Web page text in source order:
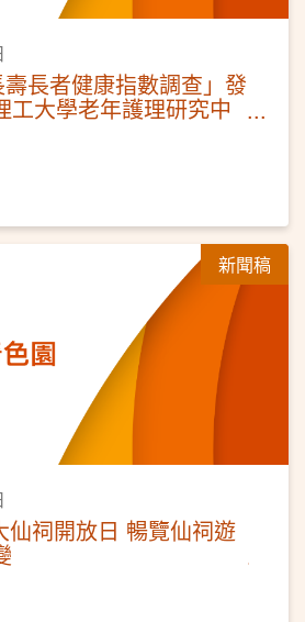
長者健康指數調查」發
工大學老年護理研究中
新聞稿
仙祠開放日 暢覽仙祠遊